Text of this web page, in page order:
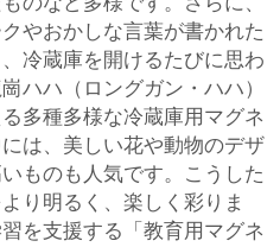
やおかしな言葉が書かれた
冷蔵庫を開けるたびに思わ
ハハ（ロングガン・ハハ）
多種多様な冷蔵庫用マグネ
は、美しい花や動物のデザ
ものも人気です。こうした
り明るく、楽しく彩りま
を支援する「教育用マグネ